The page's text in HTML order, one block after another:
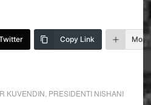
Copy Link More
KUVENDIN PRESIDENTI NISHANI